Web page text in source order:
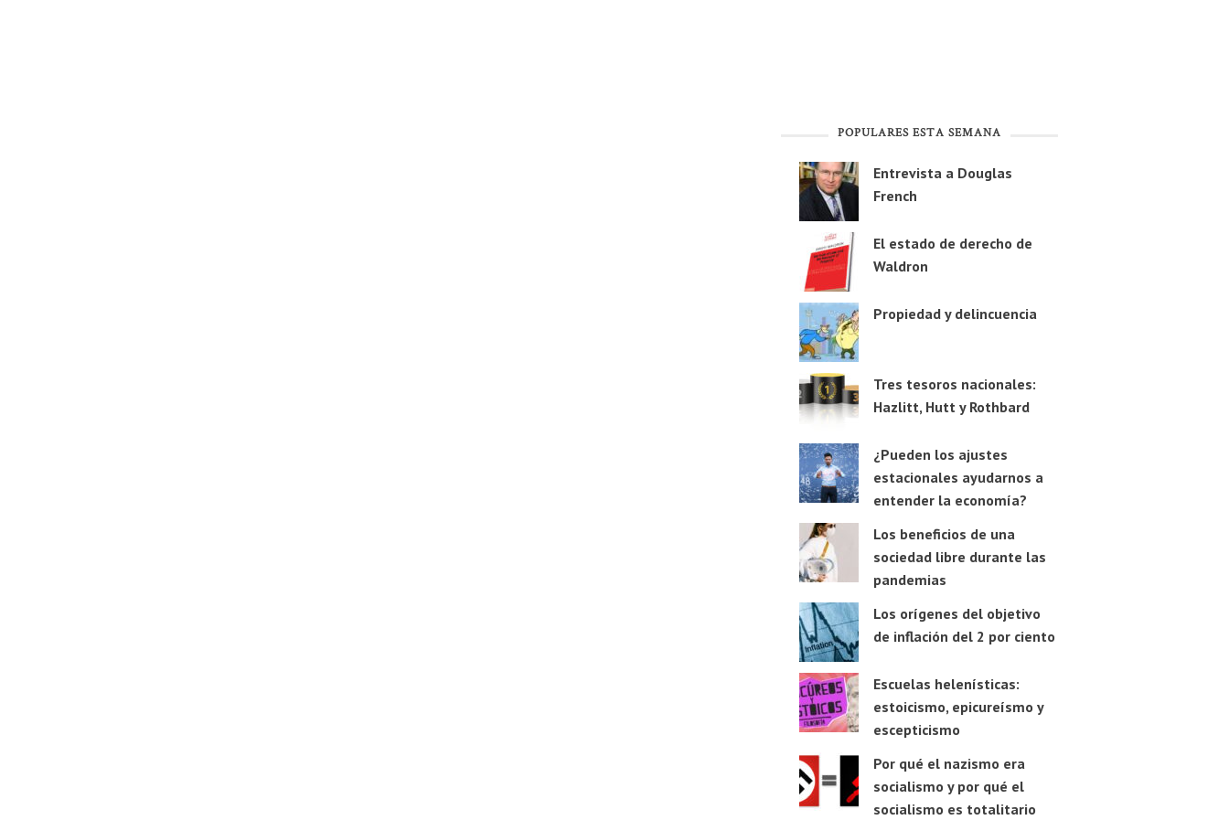
POPULARES ESTA SEMANA
Entrevista a Douglas
French
El estado de derecho de
Waldron
Propiedad y delincuencia
Tres tesoros nacionales:
Hazlitt, Hutt y Rothbard
¿Pueden los ajustes
estacionales ayudarnos a
entender la economía?
Los beneficios de una
sociedad libre durante las
pandemias
Los orígenes del objetivo
de inflación del 2 por ciento
Escuelas helenísticas:
estoicismo, epicureísmo y
escepticismo
Por qué el nazismo era
socialismo y por qué el
socialismo es totalitario